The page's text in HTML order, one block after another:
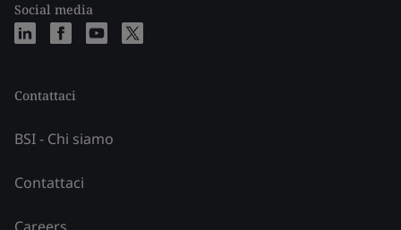
Social media
Contattaci
BSI - Chi siamo
Contattaci